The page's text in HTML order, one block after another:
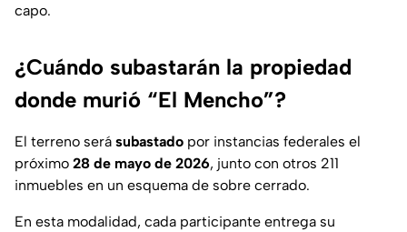
capo.
¿Cuándo subastarán la propiedad
donde murió “El Mencho”?
El terreno será subastado por instancias federales el
próximo 28 de mayo de 2026, junto con otros 211
inmuebles en un esquema de sobre cerrado.
En esta modalidad, cada participante entrega su